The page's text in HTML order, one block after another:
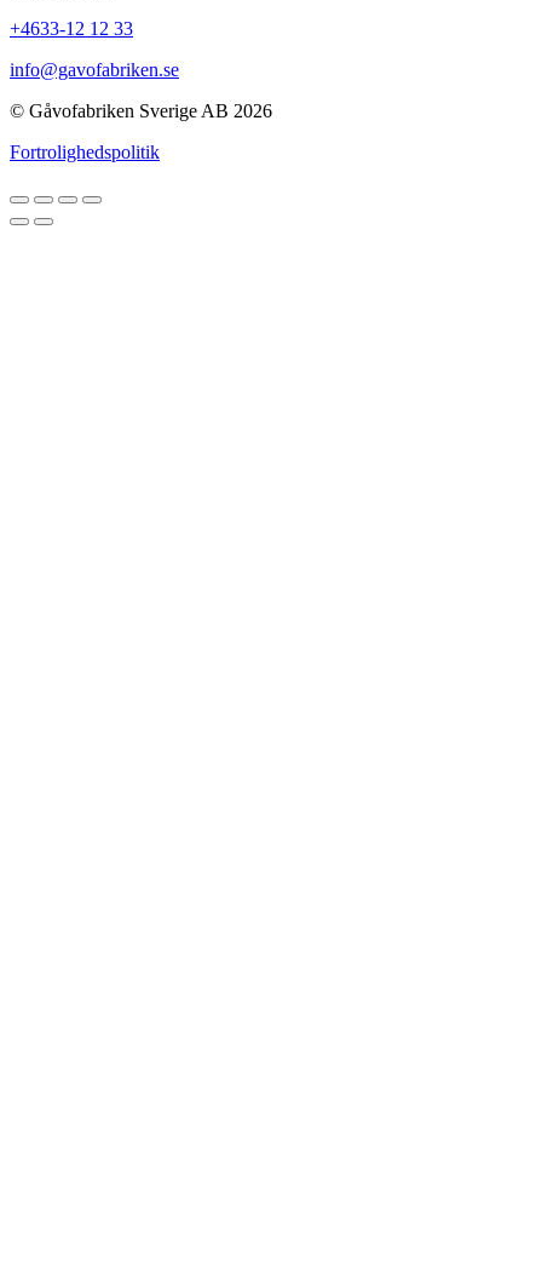
+4633-12 12 33
info@gavofabriken.se
© Gåvofabriken Sverige AB 2026
Fortrolighedspolitik